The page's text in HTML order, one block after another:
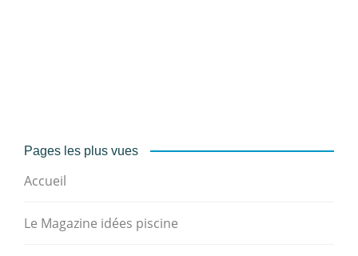
Pages les plus vues
Accueil
Le Magazine idées piscine